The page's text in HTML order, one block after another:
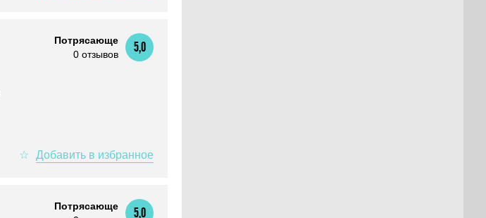
Потрясающе
0 отзывов
5,0
Потрясающе
5,0